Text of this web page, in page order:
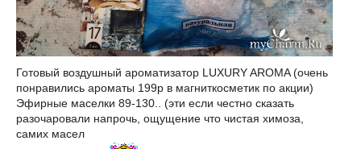
Готовый воздушный ароматизатор LUXURY AROMA (очень
понравились ароматы 199р в магниткосметик по акции)
Эфирные маселки 89-130.. (эти если честно сказать
разочаровали напрочь, ощущение что чистая химоза,
самих масел